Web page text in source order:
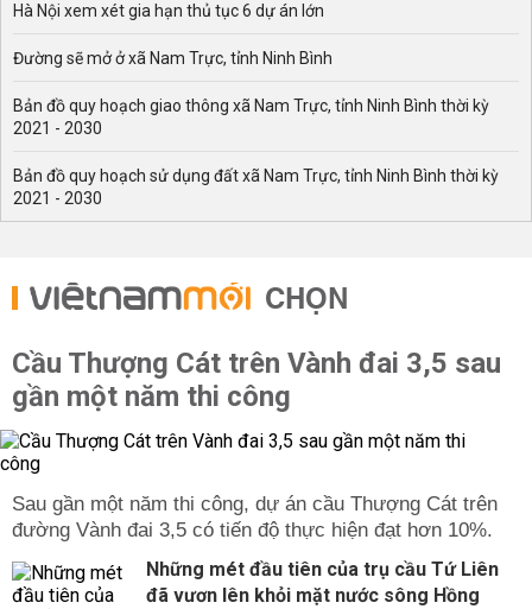
Hà Nội xem xét gia hạn thủ tục 6 dự án lớn
Đường sẽ mở ở xã Nam Trực, tỉnh Ninh Bình
Bản đồ quy hoạch giao thông xã Nam Trực, tỉnh Ninh Bình thời kỳ
2021 - 2030
Bản đồ quy hoạch sử dụng đất xã Nam Trực, tỉnh Ninh Bình thời kỳ
2021 - 2030
CHỌN
Cầu Thượng Cát trên Vành đai 3,5 sau
gần một năm thi công
Sau gần một năm thi công, dự án cầu Thượng Cát trên
đường Vành đai 3,5 có tiến độ thực hiện đạt hơn 10%.
Những mét đầu tiên của trụ cầu Tứ Liên
đã vươn lên khỏi mặt nước sông Hồng